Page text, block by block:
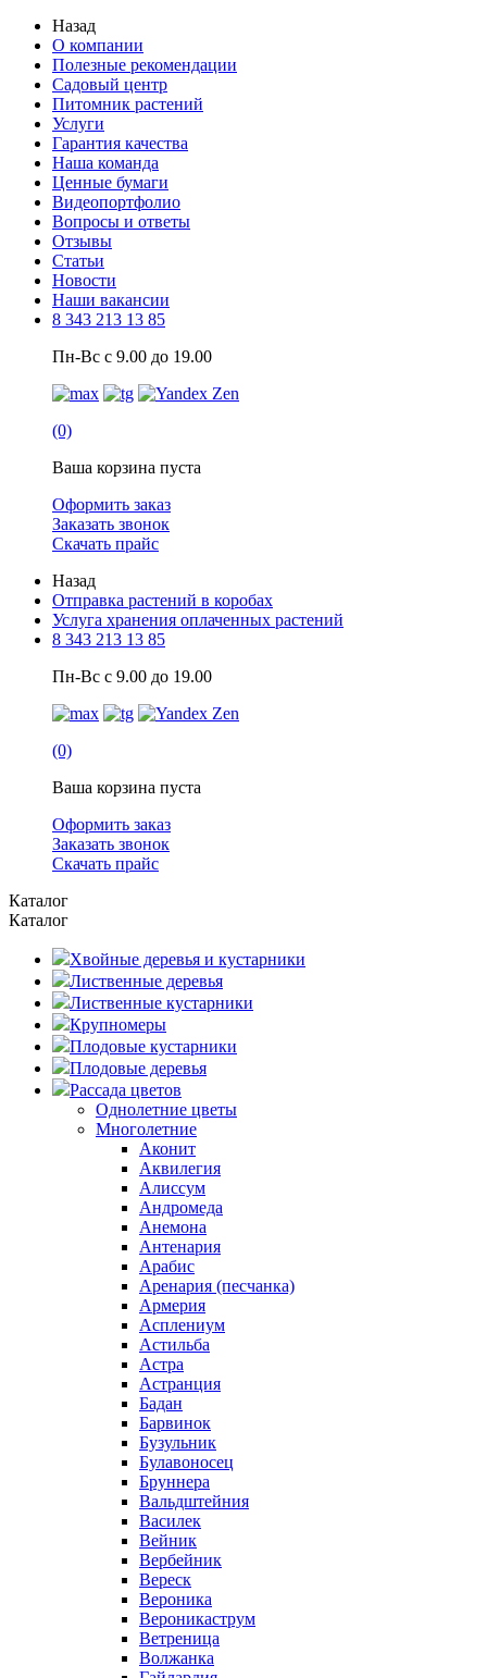
Назад
О компании
Полезные рекомендации
Садовый центр
Питомник растений
Услуги
Гарантия качества
Наша команда
Ценные бумаги
Видеопортфолио
Вопросы и ответы
Отзывы
Статьи
Новости
Наши вакансии
8 343 213 13 85
Пн-Вс с 9.00 до 19.00
(0)
Ваша корзина пуста
Оформить заказ
Заказать звонок
Скачать прайс
Назад
Отправка растений в коробах
Услуга хранения оплаченных растений
8 343 213 13 85
Пн-Вс с 9.00 до 19.00
(0)
Ваша корзина пуста
Оформить заказ
Заказать звонок
Скачать прайс
Каталог
Каталог
Хвойные деревья и кустарники
Лиственные деревья
Лиственные кустарники
Крупномеры
Плодовые кустарники
Плодовые деревья
Рассада цветов
Однолетние цветы
Многолетние
Аконит
Аквилегия
Алиссум
Андромеда
Анемона
Антенария
Арабис
Аренария (песчанка)
Армерия
Асплениум
Астильба
Астра
Астранция
Бадан
Барвинок
Бузульник
Булавоносец
Бруннера
Вальдштейния
Василек
Вейник
Вербейник
Вереск
Вероника
Вероникаструм
Ветреница
Волжанка